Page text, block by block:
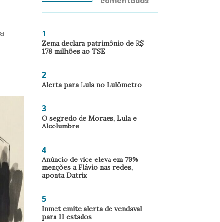
1
Zema declara patrimônio de R$
178 milhões ao TSE
2
Alerta para Lula no Lulômetro
3
O segredo de Moraes, Lula e
Alcolumbre
4
Anúncio de vice eleva em 79%
menções a Flávio nas redes,
aponta Datrix
5
Inmet emite alerta de vendaval
para 11 estados